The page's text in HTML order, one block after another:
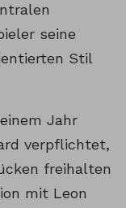
seine
Stil
Jahr
verpflichtet,
freihalten
mit Leon